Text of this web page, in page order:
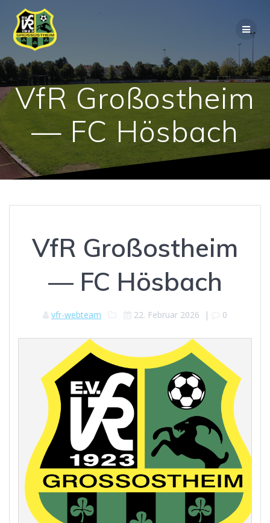
VfR Großostheim
— FC Hösbach
VfR Großostheim
— FC Hösbach
vfr-webteam 22. Februar 2026 | 0